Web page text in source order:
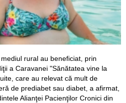
rural au beneficiat, prin
a Caravanei "Sănătatea vine la
care au relevat că mult de
de prediabet sau diabet, a afirmat,
Alianţei Pacienţilor Cronici din